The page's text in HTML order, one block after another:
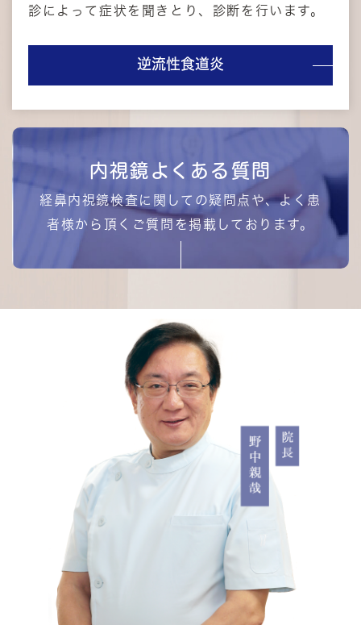
診によって症状を聞きとり、診断を行います。
逆流性食道炎
内視鏡よくある質問
経鼻内視鏡検査に関しての疑問点や、よく患
者様から頂くご質問を掲載しております。